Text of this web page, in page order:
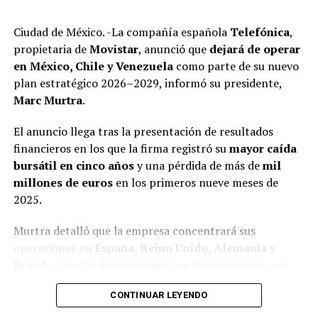
de una evasión sistemática y de graves irregularidades.
Las investigaciones encontraron que, al igual que otros
líderes sindicales en México, la gestión de Arturo Zayún
adquirir propiedades inmuebles, realizar negocios con
Ciudad de México. -La compañía española Telefónica,
propietaria deMovistar, anunció que dejará de operar
en México, Chile y Venezuelacomo parte de su nuevo
plan estratégico 2026–2029, informó su presidente,
Marc Murtra.
El anuncio llega tras la presentación de resultados
financieros en los que la firma registró sumayor caída
bursátil en cinco añosy una pérdida de más demil
millones de eurosen los primeros nueve meses de
2025.
Murtra detalló que la empresa concentrará sus
operaciones en España, Reino Unido, Alemania y
realizarán de forma gradual para no afectar las
negociaciones con potenciales compradores.
CONTINUAR LEYENDO